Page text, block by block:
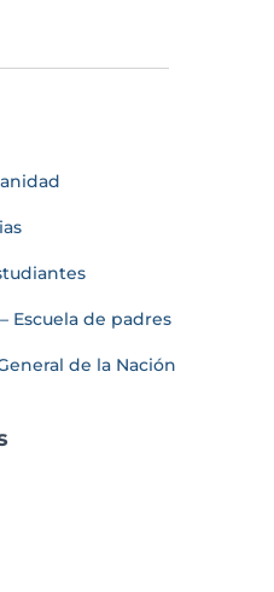
Escuela de padres
de la Nación